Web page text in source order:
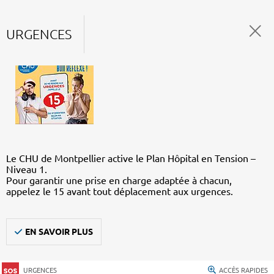
URGENCES
Le CHU de Montpellier active le Plan Hôpital en Tension –
Niveau 1.
Pour garantir une prise en charge adaptée à chacun,
appelez le 15 avant tout déplacement aux urgences.
EN SAVOIR PLUS
URGENCES ACCÈS RAPIDES